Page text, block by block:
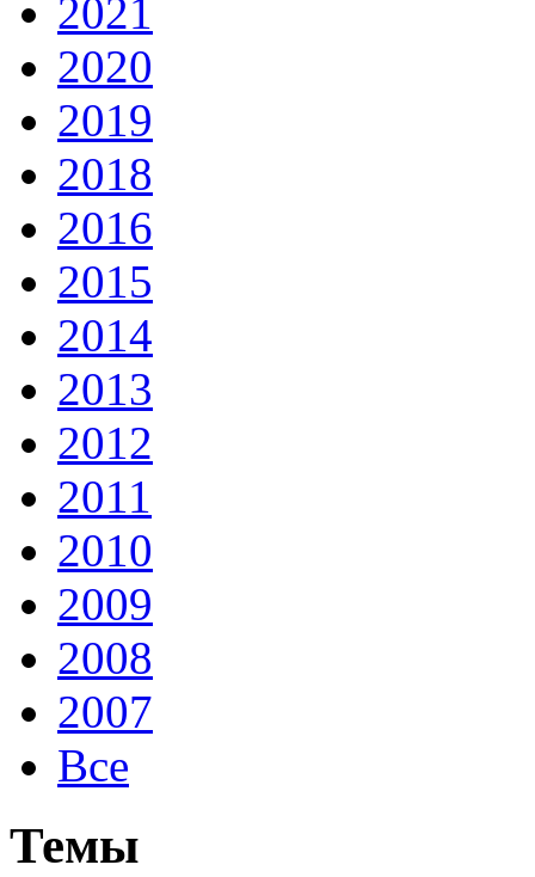
2021
2020
2019
2018
2016
2015
2014
2013
2012
2011
2010
2009
2008
2007
Все
Темы